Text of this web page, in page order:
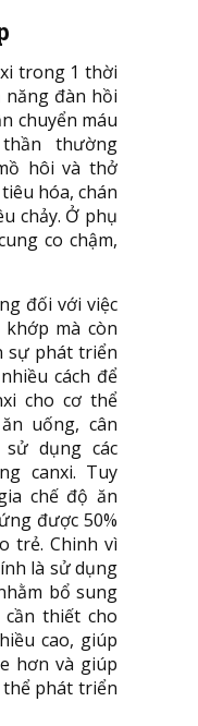
trong 1 thời
năng đàn hồi
chuyển máu
thường
hôi và thở
hóa, chán
chảy. Ở phụ
co chậm,
đối với việc
mà còn
sự phát triển
cách để
cho cơ thể
uống, cân
dụng các
canxi. Tuy
chế độ ăn
được 50%
trẻ. Chinh vì
là sử dụng
bổ sung
thiết cho
cao, giúp
hơn và giúp
thể phát triển